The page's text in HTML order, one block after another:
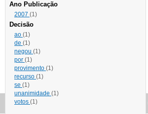
Ano Publicação
2007 (1)
Decisão
ao (1)
de (1)
negou (1)
por (1)
provimento (1)
recurso (1)
se (1)
unanimidade (1)
votos (1)